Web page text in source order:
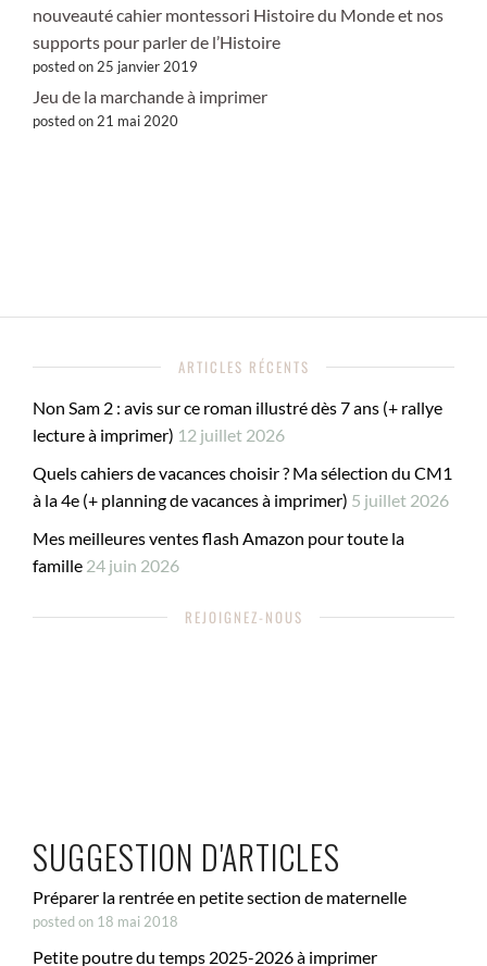
nouveauté cahier montessori Histoire du Monde et nos
supports pour parler de l’Histoire
posted on 25 janvier 2019
Jeu de la marchande à imprimer
posted on 21 mai 2020
ARTICLES RÉCENTS
Non Sam 2 : avis sur ce roman illustré dès 7 ans (+ rallye
lecture à imprimer) 12 juillet 2026
Quels cahiers de vacances choisir ? Ma sélection du CM1
à la 4e (+ planning de vacances à imprimer) 5 juillet 2026
Mes meilleures ventes flash Amazon pour toute la
famille 24 juin 2026
REJOIGNEZ-NOUS
SUGGESTION D'ARTICLES
Préparer la rentrée en petite section de maternelle
posted on 18 mai 2018
Petite poutre du temps 2025-2026 à imprimer